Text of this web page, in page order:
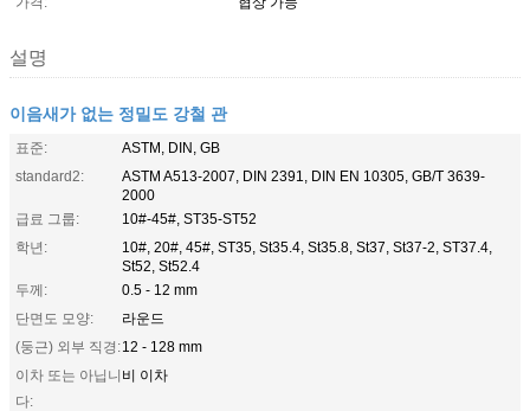
설명
이음새가 없는 정밀도 강철 관
표준:
ASTM, DIN, GB
standard2:
ASTM A513-2007, DIN 2391, DIN EN 10305, GB/T 3639-
2000
급료 그룹:
10#-45#, ST35-ST52
학년:
10#, 20#, 45#, ST35, St35.4, St35.8, St37, St37-2, ST37.4,
St52, St52.4
두께:
0.5 - 12 mm
단면도 모양:
라운드
(둥근) 외부 직경:12 - 128 mm
이차 또는 아닙니
다:
비 이차